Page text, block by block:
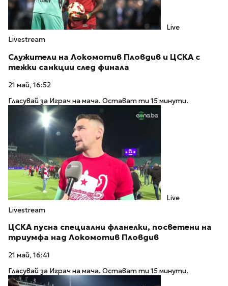
Live
Livestream
Служители на Локомотив Пловдив и ЦСКА с
тежки санкции след финала
21 май, 16:52
Гласувай за Играч на мача. Остават ти 15 минути.
Live
Livestream
ЦСКА пусна специални фланелки, посветени на
триумфа над Локомотив Пловдив
21 май, 16:41
Гласувай за Играч на мача. Остават ти 15 минути.